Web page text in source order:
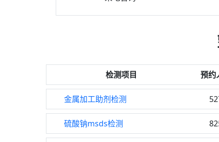
检测项目 预约
金属加工助剂检测
硫酸钠msds检测